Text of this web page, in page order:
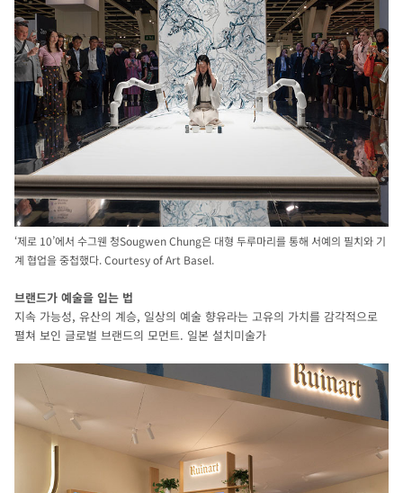
‘제로 10’에서 수그웬 청Sougwen Chung은 대형 두루마리를 통해 서예의 필치와 기
계 협업을 중첩했다. Courtesy of Art Basel.
브랜드가 예술을 입는 법
지속 가능성, 유산의 계승, 일상의 예술 향유라는 고유의 가치를 감각적으로
펼쳐 보인 글로벌 브랜드의 모먼트. 일본 설치미술가